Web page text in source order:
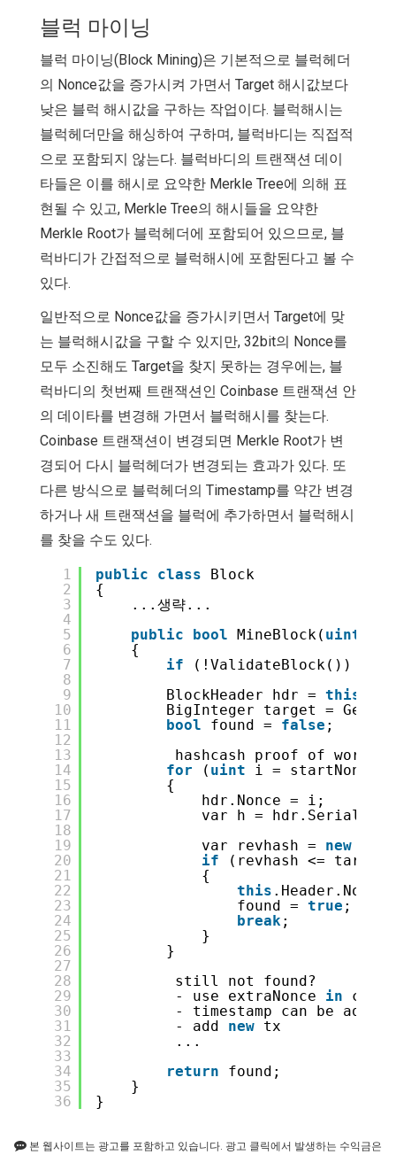
블럭 마이닝
블럭 마이닝(Block Mining)은 기본적으로 블럭헤더
의 Nonce값을 증가시켜 가면서 Target 해시값보다
낮은 블럭 해시값을 구하는 작업이다. 블럭해시는
블럭헤더만을 해싱하여 구하며, 블럭바디는 직접적
으로 포함되지 않는다. 블럭바디의 트랜잭션 데이
타들은 이를 해시로 요약한 Merkle Tree에 의해 표
현될 수 있고, Merkle Tree의 해시들을 요약한
Merkle Root가 블럭헤더에 포함되어 있으므로, 블
럭바디가 간접적으로 블럭해시에 포함된다고 볼 수
있다.
일반적으로 Nonce값을 증가시키면서 Target에 맞
는 블럭해시값을 구할 수 있지만, 32bit의 Nonce를
모두 소진해도 Target을 찾지 못하는 경우에는, 블
럭바디의 첫번째 트랜잭션인 Coinbase 트랜잭션 안
의 데이타를 변경해 가면서 블럭해시를 찾는다.
Coinbase 트랜잭션이 변경되면 Merkle Root가 변
경되어 다시 블럭헤더가 변경되는 효과가 있다. 또
다른 방식으로 블럭헤더의 Timestamp를 약간 변경
하거나 새 트랜잭션을 블럭에 추가하면서 블럭해시
를 찾을 수도 있다.
1
2
3
4
5
6
7
8
9
10
11
12
13
14
15
16
17
18
19
20
21
22
23
24
25
26
27
28
29
30
31
32
33
34
35
36
public class
Block
{
...생략...
public
bool MineBlock( uint
{
if
(!ValidateBlock())
BlockHeader hdr = this
BigInteger target =
bool
found = false ;
hashcash proof of work
for
( uint
i = startNonce;
{
hdr.Nonce = i;
var h =
var revhash = new
if
(revhash <= target)
{
this
found = true ;
break;
}
}
still not found?
- use extraNonce in
- timestamp can be
- add new tx
...
return
found;
}
}
본 웹사이트는 광고를 포함하고 있습니다. 광고 클릭에서 발생하는 수익금은